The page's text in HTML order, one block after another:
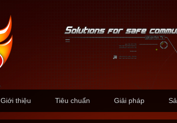
Giới thiệu Tiêu chuẩn Giải pháp